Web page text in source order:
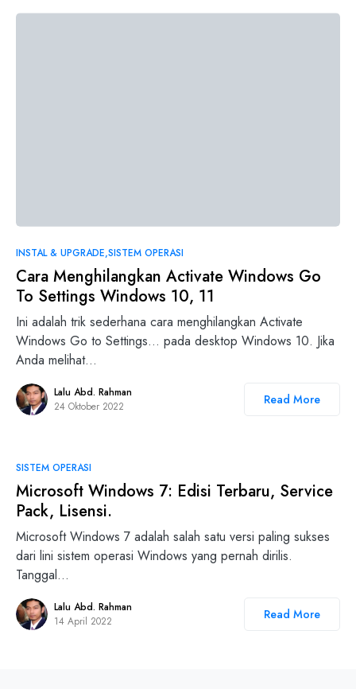
INSTAL & UPGRADE SISTEM OPERASI
Cara Menghilangkan Activate Windows Go
To Settings Windows 10, 11
Ini adalah trik sederhana cara menghilangkan Activate
Windows Go to Settings… pada desktop Windows 10. Jika
Anda melihat…
Lalu Abd. Rahman
24 Oktober 2022
Read More
SISTEM OPERASI
Microsoft Windows 7: Edisi Terbaru, Service
Pack, Lisensi.
Microsoft Windows 7 adalah salah satu versi paling sukses
dari lini sistem operasi Windows yang pernah dirilis.
Tanggal…
Lalu Abd. Rahman
14 April 2022
Read More